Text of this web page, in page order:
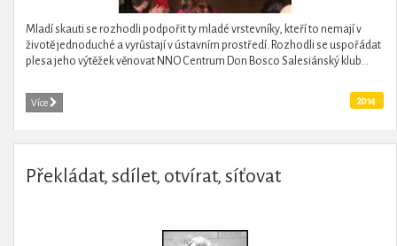
Mladí skauti se rozhodli podpořit ty mladé vrstevníky, kteří to nemají v
životě jednoduché a vyrůstají v ústavním prostředí. Rozhodli se uspořádat
plesa jeho výtěžek věnovat NNO Centrum Don Bosco Salesiánský klub...
Více 2014
Překládat, sdílet, otvírat, síťovat